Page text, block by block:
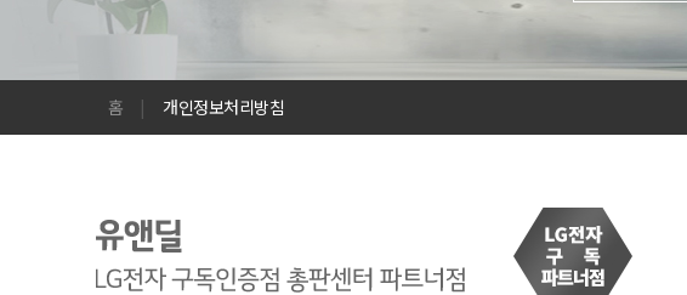
홈 | 개인정보처리방침